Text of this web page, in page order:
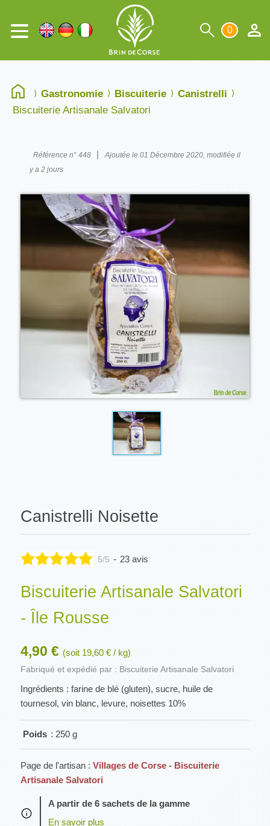
0
Gastronomie Biscuiterie
Canistrelli
Biscuiterie Artisanale Salvatori
Référence n° 448 |
Ajoutée le 01 Décembre 2020, modifiée il
y a 2 jours
Canistrelli Noisette
5/5 - 23 avis
Biscuiterie Artisanale Salvatori
- Île Rousse
4,90 € (soit 19,60 € / kg)
Fabriqué et expédié par : Biscuiterie Artisanale Salvatori
Ingrédients : farine de blé (gluten), sucre, huile de
tournesol, vin blanc, levure, noisettes 10%
Poids : 250 g
Page de l'artisan : Villages de Corse - Biscuiterie
Artisanale Salvatori
A partir de 6 sachets de la gamme